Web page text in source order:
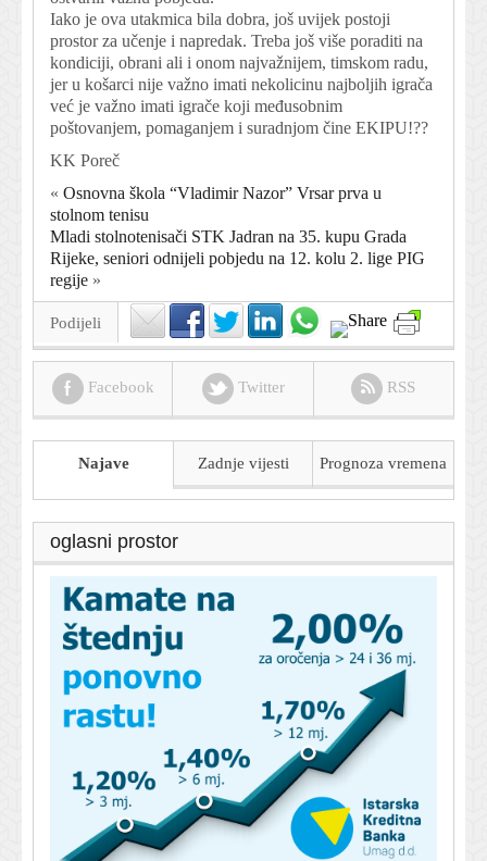
Iako je ova utakmica bila dobra, još uvijek postoji
prostor za učenje i napredak. Treba još više poraditi na
kondiciji, obrani ali i onom najvažnijem, timskom radu,
jer u košarci nije važno imati nekolicinu najboljih igrača
već je važno imati igrače koji međusobnim
poštovanjem, pomaganjem i suradnjom čine EKIPU!??
KK Poreč
« Osnovna škola “Vladimir Nazor” Vrsar prva u
stolnom tenisu
Mladi stolnotenisači STK Jadran na 35. kupu Grada
Rijeke, seniori odnijeli pobjedu na 12. kolu 2. lige PIG
regije »
Podijeli
Facebook Twitter RSS
Najave Zadnje vijesti Prognoza vremena
oglasni prostor